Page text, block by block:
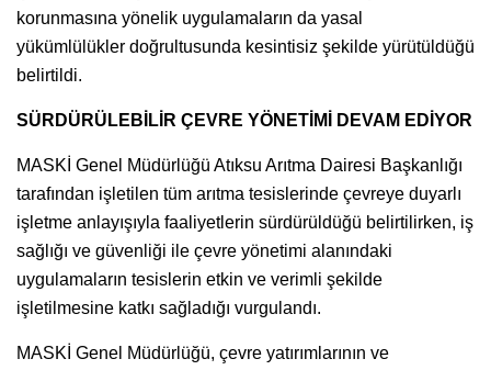
korunmasına yönelik uygulamaların da yasal
yükümlülükler doğrultusunda kesintisiz şekilde yürütüldüğü
belirtildi.
SÜRDÜRÜLEBİLİR ÇEVRE YÖNETİMİ DEVAM EDİYOR
MASKİ Genel Müdürlüğü Atıksu Arıtma Dairesi Başkanlığı
tarafından işletilen tüm arıtma tesislerinde çevreye duyarlı
işletme anlayışıyla faaliyetlerin sürdürüldüğü belirtilirken, iş
sağlığı ve güvenliği ile çevre yönetimi alanındaki
uygulamaların tesislerin etkin ve verimli şekilde
işletilmesine katkı sağladığı vurgulandı.
MASKİ Genel Müdürlüğü, çevre yatırımlarının ve